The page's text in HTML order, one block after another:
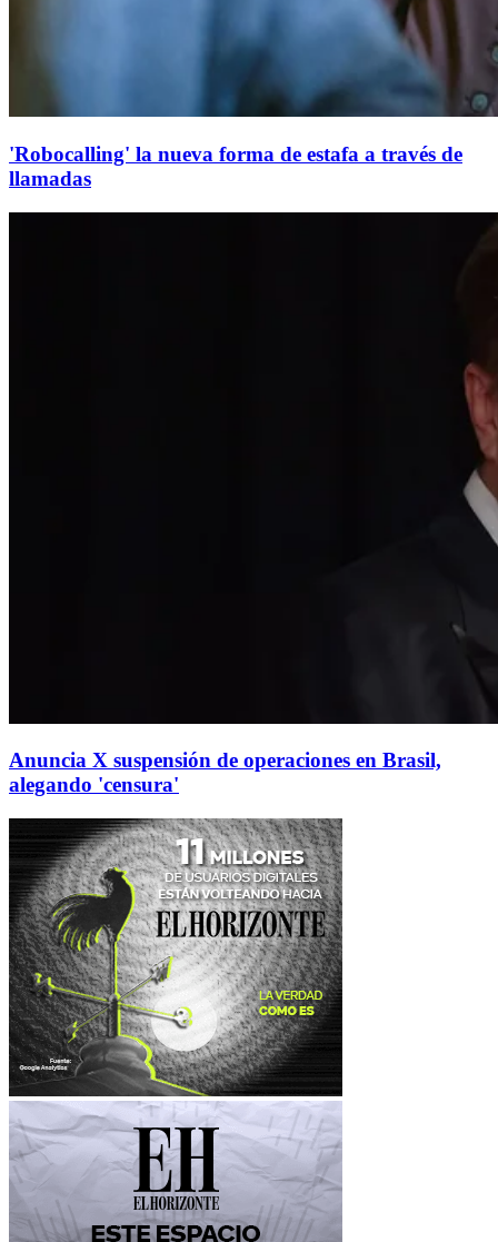
'Robocalling' la nueva forma de estafa a través de
llamadas
Anuncia X suspensión de operaciones en Brasil,
alegando 'censura'